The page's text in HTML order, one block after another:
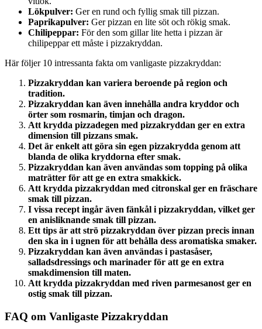
Lökpulver: Ger en rund och fyllig smak till pizzan.
Paprikapulver: Ger pizzan en lite söt och rökig smak.
Chilipeppar: För den som gillar lite hetta i pizzan är
chilipeppar ett måste i pizzakryddan.
Här följer 10 intressanta fakta om vanligaste pizzakryddan:
Pizzakryddan kan variera beroende på region och
tradition.
Pizzakryddan kan även innehålla andra kryddor och
örter som rosmarin, timjan och dragon.
Att krydda pizzadegen med pizzakryddan ger en extra
dimension till pizzans smak.
Det är enkelt att göra sin egen pizzakrydda genom att
blanda de olika kryddorna efter smak.
Pizzakryddan kan även användas som topping på olika
maträtter för att ge en extra smakkick.
Att krydda pizzakryddan med citronskal ger en fräschare
smak till pizzan.
I vissa recept ingår även fänkål i pizzakryddan, vilket ger
en anisliknande smak till pizzan.
Ett tips är att strö pizzakryddan över pizzan precis innan
den ska in i ugnen för att behålla dess aromatiska smaker.
Pizzakryddan kan även användas i pastasåser,
salladsdressings och marinader för att ge en extra
smakdimension till maten.
Att krydda pizzakryddan med riven parmesanost ger en
ostig smak till pizzan.
FAQ om Vanligaste Pizzakryddan